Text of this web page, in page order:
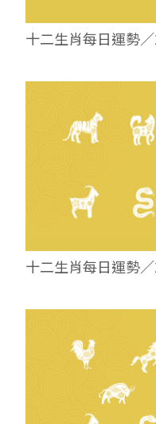
十二生肖每日運勢／
十二生肖每日運勢／